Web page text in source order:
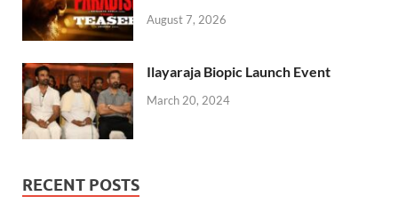
August 7, 2026
Ilayaraja Biopic Launch Event
March 20, 2024
RECENT POSTS